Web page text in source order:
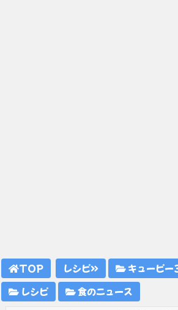
TOP レシピ
キューピー
レシピ
食のニュース